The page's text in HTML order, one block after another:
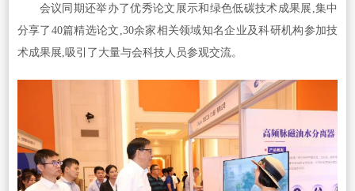
会议同期还举办了优秀论文展示和绿色低碳技术成果展,集中
分享了40篇精选论文,30余家相关领域知名企业及科研机构参加技
术成果展,吸引了大量与会科技人员参观交流。